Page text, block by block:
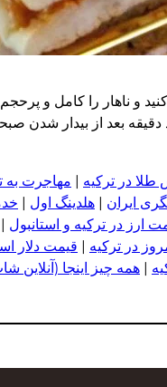
و ناهار را کامل و
بعد از بیدار شدن
در ترکیه | مهاجرت به
ایران | هلدینگ اول |
ارز در ترکیه و استانبول |
در ترکیه | قیمت دلار
| همه چیز اینجا (آنلاین